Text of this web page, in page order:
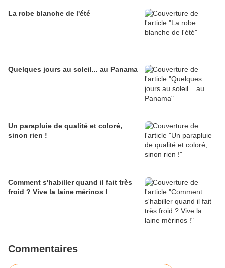
La robe blanche de l'été
Quelques jours au soleil... au Panama
Un parapluie de qualité et coloré,
sinon rien !
Comment s'habiller quand il fait très
froid ? Vive la laine mérinos !
Commentaires